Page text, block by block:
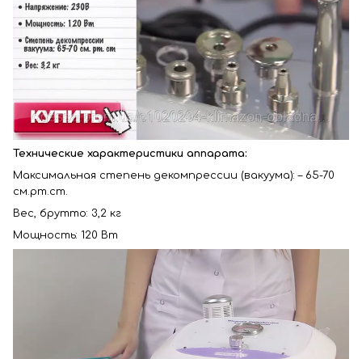
Технические характеристики аппарата:
Максимальная степень декомпрессии (вакуума): – 65-70
см.рт.ст.
Вес, брутто: 3,2 кг
Мощность: 120 Вт